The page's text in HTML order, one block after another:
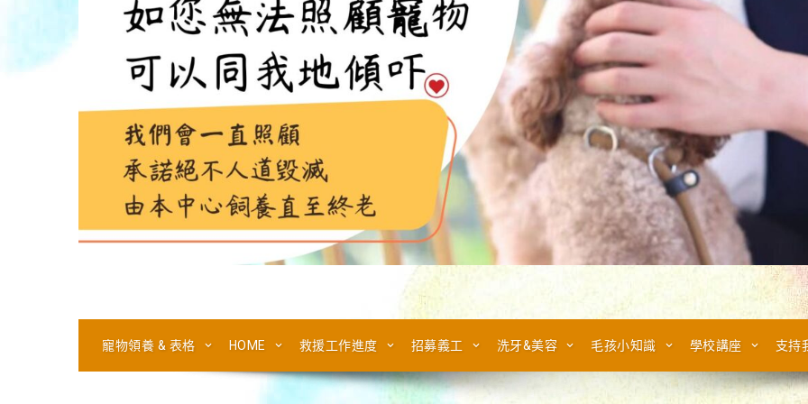
寵物領養 & 表格 HOME 救援工作進度 招募義工 洗牙&美容 毛孩小知識 學校講座 支持